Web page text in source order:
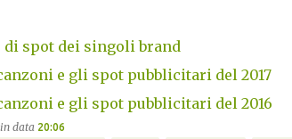
di spot dei singoli brand
e gli spot pubblicitari del 2017
e gli spot pubblicitari del 2016
in data 20:06